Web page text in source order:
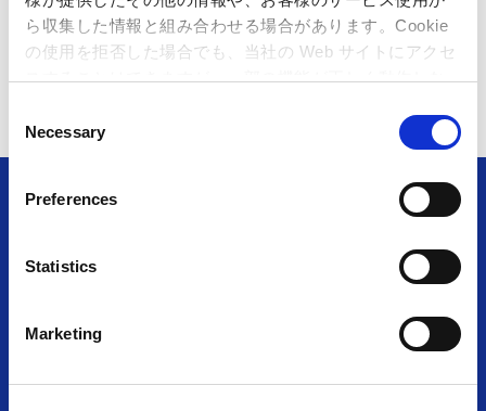
ら収集した情報と組み合わせる場合があります。Cookie
の使用を拒否した場合でも、当社の Web サイトにアクセ
スすることはできますが、一部の機能が正しく動作しな
n
Necessary
Preferences
Statistics
Marketing
愛知県
アミューズファクトリー 常
滑店
アミューズメント＆ショップ